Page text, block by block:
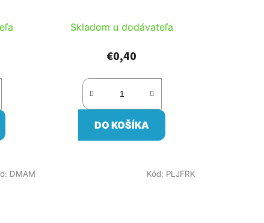
Skladom u dodávateľa
€0,40
DO KOŠÍKA
DMAM Kód: PLJFRK